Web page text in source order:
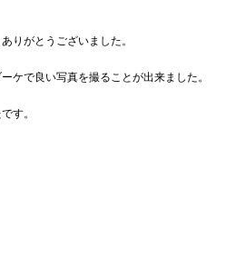
りがとうございました。
ケで良い写真を撮ることが出来ました。
す。